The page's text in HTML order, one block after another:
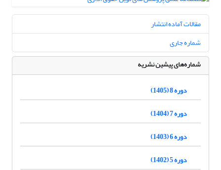
مقالات آماده انتشار
شماره جاری
شماره‌های پیشین نشریه
دوره 8 (1405)
دوره 7 (1404)
دوره 6 (1403)
دوره 5 (1402)